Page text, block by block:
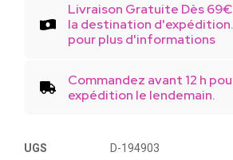
Livraison Gratuite Dès
la destination
pour plus d'informations
Commandez avant 12 h
expédition le lendemain.
UGS
D-194903